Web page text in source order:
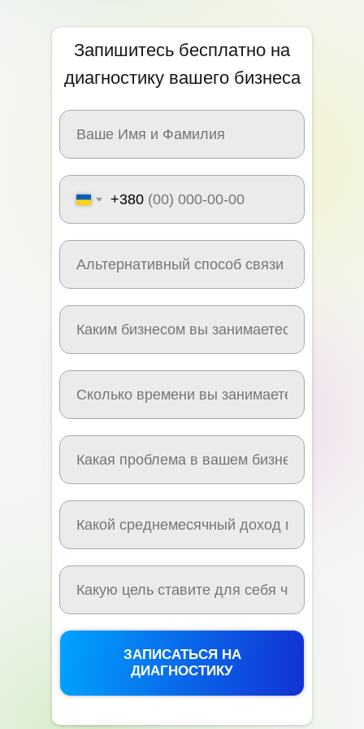
+380
ЗАПИСАТЬСЯ НА
ДИАГНОСТИКУ
Запишитесь бесплатно на
диагностику вашего бизнеса